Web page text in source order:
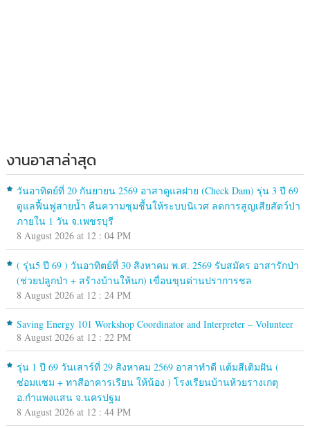
งานอาสาล่าสุด
วันอาทิตย์ที่ 20 กันยายน 2569 อาสาดูแลฝาย (Check Dam) รุ่น 3 ปี 69
ดูแลฟื้นฟูสายน้ำ คืนความชุมชื้นให้ระบบนิเวศ ลดการสูญเสียสัตว์ป่า
ภายใน 1 วัน จ.เพชรบุรี
8 August 2026 at 12 : 04 PM
( รุ่น5 ปี 69 ) วันอาทิตย์ที่ 30 สิงหาคม พ.ศ. 2569 รับสมัคร อาสารักป่า
(ช่วยปลูกป่า + สร้างบ้านให้นก) เขื่อนขุนด่านปราการชล
8 August 2026 at 12 : 24 PM
Saving Energy 101 Workshop Coordinator and Interpreter – Volunteer
8 August 2026 at 12 : 22 PM
รุ่น 1 ปี 69 วันเสาร์ที่ 29 สิงหาคม 2569 อาสาทำดี แต้มสีเติมฝัน (
ซ่อมแซม + ทาสีอาคารเรียน ให้น้อง ) โรงเรียนบ้านห้วยรางเกตุ
อ.กำแพงแสน จ.นครปฐม
8 August 2026 at 12 : 44 PM